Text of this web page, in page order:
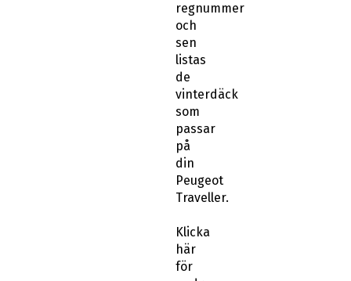
sen
listas
de
vinterdäck
som
passar
på
din
Peugeot
Traveller.
Klicka
för
andra
tum